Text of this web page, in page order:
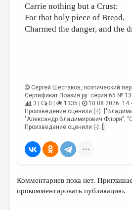
КНИЖНАЯ ПОЛКА
ОБЗОР ЛИТЕРАТУРЫ
РЕДКОЛЛЕГИЯ
ОТ РЕДАКЦИИ
МАЛАЯ ПРОЗА
ЭССЕИСТИКА
ЛИТЕРАТУРОВЕДЕНИЕ
КУЛЬТУРОВЕДЕНИЕ
ПУБЛИЦИСТИКА
Carrie nothing but a Crust:
For that holy piece of Bread,
Charmed the danger, and the
Сергей Шестаков, поэтический
Сертификат Поэзия.ру: серия 65 №
3 |
0 | 1335 |
10.08.2026.
Произведение оценили (+):
"Александр Владимирович Флоря",
Произведение оценили (-): []
Комментариев пока нет.
прокомментировать публикацию.